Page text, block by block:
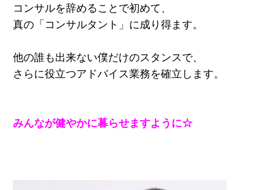
コンサルを辞めることで初めて、
真の「コンサルタント」に成り得ます。
他の誰も出来ない僕だけのスタンスで、
さらに役立つアドバイス業務を確立します。
みんなが健やかに暮らせますように☆